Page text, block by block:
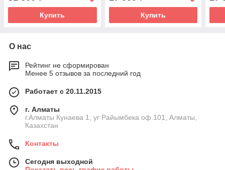
Купить Купить
О нас
Рейтинг не сформирован
Менее 5 отзывов за последний год
Работает с 20.11.2015
г. Алматы
г.Алматы Кунаева 1, уг Райымбека оф.101, Алматы,
Казахстан
Контакты
Сегодня выходной